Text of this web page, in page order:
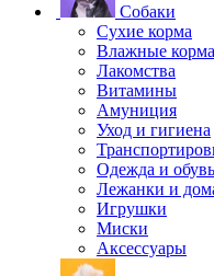
Собаки
Сухие корма
Влажные корма
Лакомства
Витамины
Амуниция
Уход и гигиена
Одежда и обувь
Лежанки и
Игрушки
Миски
Аксессуары